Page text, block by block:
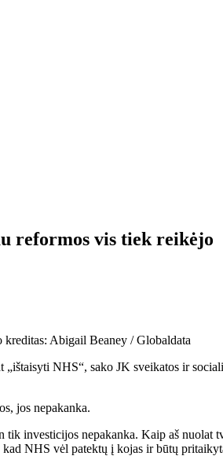
reformos vis tiek reikėjo
kreditas: Abigail Beaney / Globaldata
NHS“, sako JK sveikatos ir
jos nepakanka.
investicijos nepakanka. Kaip aš nuolat
NHS vėl patektų į kojas ir būtų